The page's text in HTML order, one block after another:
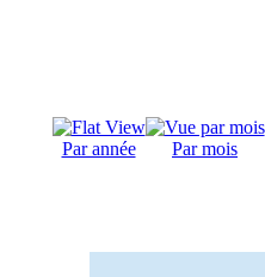
Par année Par mois